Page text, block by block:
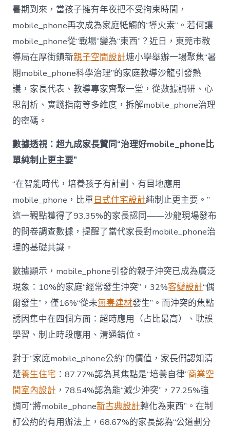
治
理
難
題？
讓
mobilJIUYI
俱
意
空
間
設
成
為
東
西”，
而
非
“家
庭
中
暑期到來，當孩子擁有年夜把不受拘束時間，
mobile_phone再次成為家庭牴觸的“導火索”。若何讓
mobile_phone從“戰場”變為“東西”？近日，東莞市教
導局在厚街鎮新親子空間設計塘小學舉辦一場聚焦“暑
期mobile_phone科學治理”的家庭教導沙龍引發熱
議，家長代表、教導專家齊聚一堂，從數據調研、心
思剖析、實踐指南等多維度，拆解mobile_phone治理
的密碼。
數據透視：超九成家長贊同“治理好mobile_phone比
單純制止更主要”
“在智能時代，培養孩子有計劃、有目地應用
mobile_phone，比單日式住宅設計純制止更主要。”
這一觀點獲得了93.35%的家長認同——沙龍現場發布
的問卷調查數據，提醒了當代家長對mobile_phone治
理的基礎共識。
數據顯示，mobile_phone引發的親子沖突已成為廣泛
現象：10%的家庭“經常發生沖突”，32%客變設計“偶
爾發生”，僅16%“從未無毒建材發生”。而沖突的焦點
誘因集中在四個方面：超時應用（占比最高）、耽誤
學習、制止時段應用、溝通錯位。
對于“家庭mobile_phone公約”的價值，家長們認知清
楚養生住宅 ：87.77%認為其焦點是“培養自律”商業空
間室內設計 ，78.54%認為能“減少沖突”，77.25%強
調可“將mobile_phone新古典設計轉化為東西”。在制
訂公約的有用辦法上，68.67%的家長認為“公道劃分